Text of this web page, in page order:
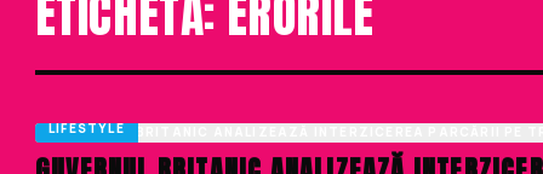
ETICHETĂ: ERORILE
LIFESTYLE